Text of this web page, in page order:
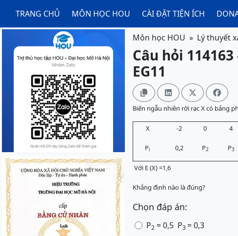
TRANG CHỦ MÔN HỌC HOU CÀI ĐẶT TIỆN ÍCH
Môn học HOU Lý thuyết
Câu hỏi
EG11
   
Biến ngẫu nhiên rời rạc X có bảng
X -2 0 4
Pi 0,2 P2 P3
Với E (X) =1,6
Khẳng định nào là đúng?
Chọn đáp án:
P2 = 0,5 P3= 0,3